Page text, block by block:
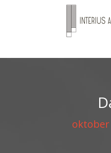
oktober